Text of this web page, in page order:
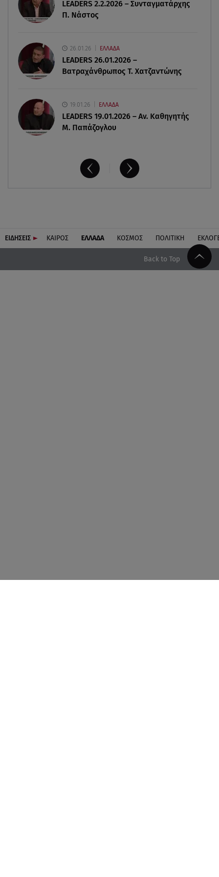
07.08.26 , 18:34
Κυκλάδες
LEADERS 2.2.2026 – Συνταγματάρχης
Π. Νάστος
26.01.26 ΕΛΛΑΔΑ
LEADERS 26.01.2026 –
Βατραχάνθρωπος Τ. Χατζαντώνης
19.01.26 ΕΛΛΑΔΑ
LEADERS 19.01.2026 – Αν. Καθηγητής
Μ. Παπάζογλου
ΕΙΔΗΣΕΙΣ ΚΑΙΡΟΣ ΕΛΛΑΔΑ ΚΟΣΜΟΣ ΠΟΛΙΤΙΚΗ
Back to Top